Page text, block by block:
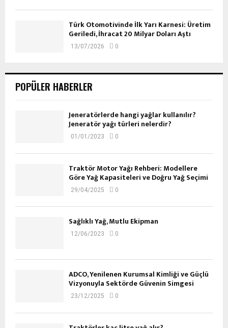
Türk Otomotivinde İlk Yarı Karnesi: Üretim
Geriledi, İhracat 20 Milyar Doları Aştı
13/07/2026 0
POPÜLER HABERLER
Jeneratörlerde hangi yağlar kullanılır?
Jeneratör yağı türleri nelerdir?
01/01/2023 0
Traktör Motor Yağı Rehberi: Modellere
Göre Yağ Kapasiteleri ve Doğru Yağ Seçimi
29/04/2025 0
Sağlıklı Yağ, Mutlu Ekipman
12/06/2023 0
ADCO, Yenilenen Kurumsal Kimliği ve Güçlü
Vizyonuyla Sektörde Güvenin Simgesi
23/12/2025 0